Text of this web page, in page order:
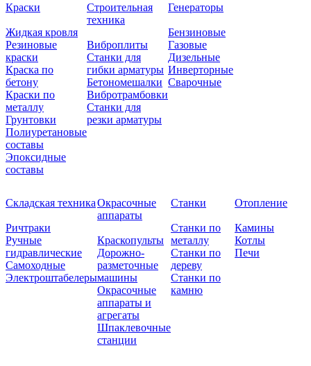
Краски
Жидкая кровля
Резиновые
краски
Краска по
бетону
Краски по
металлу
Грунтовки
Полиуретановые
составы
Эпоксидные
составы
Строительная
техника
Виброплиты
Станки для
гибки арматуры
Бетономешалки
Вибротрамбовки
Станки для
резки арматуры
Генераторы
Бензиновые
Газовые
Дизельные
Инверторные
Сварочные
Складская техника
Ричтраки
Ручные
гидравлические
Самоходные
Электроштабелеры
Окрасочные
аппараты
Краскопульты
Дорожно-
разметочные
машины
Окрасочные
аппараты и
агрегаты
Шпаклевочные
станции
Станки
Станки по
металлу
Станки по
дереву
Станки по
камню
Отопление
Камины
Котлы
Печи